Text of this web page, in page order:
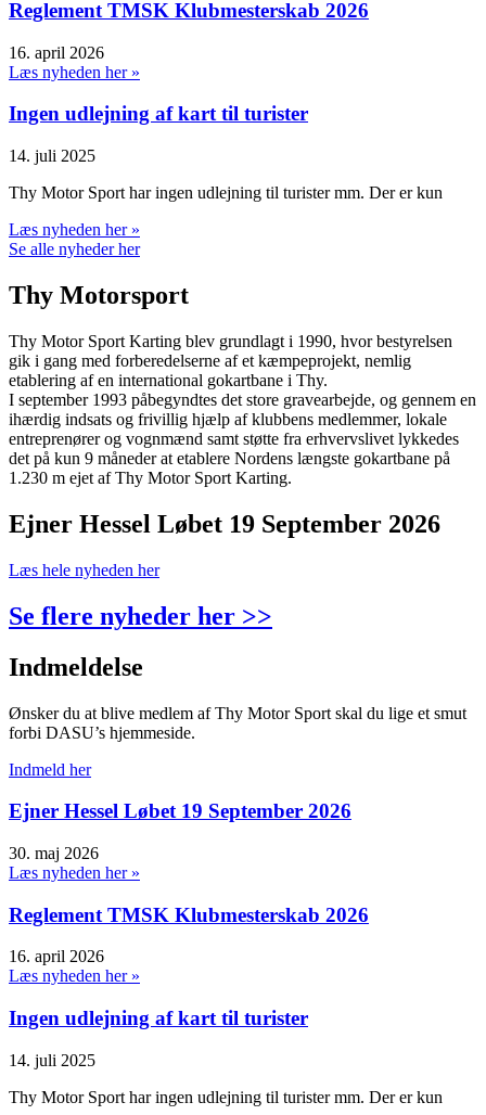
Reglement TMSK Klubmesterskab 2026
16. april 2026
Læs nyheden her »
Ingen udlejning af kart til turister
14. juli 2025
Thy Motor Sport har ingen udlejning til turister mm. Der er kun
Læs nyheden her »
Se alle nyheder her
Thy Motorsport
Thy Motor Sport Karting blev grundlagt i 1990, hvor bestyrelsen
gik i gang med forberedelserne af et kæmpeprojekt, nemlig
etablering af en international gokartbane i Thy.
I september 1993 påbegyndtes det store gravearbejde, og gennem en
ihærdig indsats og frivillig hjælp af klubbens medlemmer, lokale
entreprenører og vognmænd samt støtte fra erhvervslivet lykkedes
det på kun 9 måneder at etablere Nordens længste gokartbane på
1.230 m ejet af Thy Motor Sport Karting.
Ejner Hessel Løbet 19 September 2026
Læs hele nyheden her
Se flere nyheder her >>
Indmeldelse
Ønsker du at blive medlem af Thy Motor Sport skal du lige et smut
forbi DASU’s hjemmeside.
Indmeld her
Ejner Hessel Løbet 19 September 2026
30. maj 2026
Læs nyheden her »
Reglement TMSK Klubmesterskab 2026
16. april 2026
Læs nyheden her »
Ingen udlejning af kart til turister
14. juli 2025
Thy Motor Sport har ingen udlejning til turister mm. Der er kun